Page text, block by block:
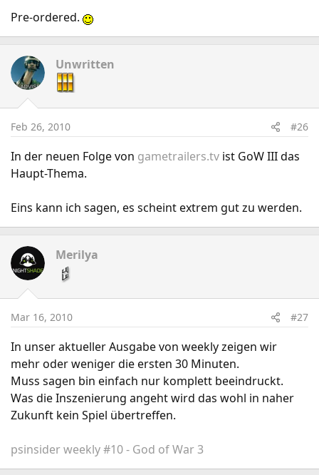
Pre-ordered.
Unwritten
Feb 26, 2010 #26
In der neuen Folge von gametrailers.tv ist GoW III das
Haupt-Thema.
Eins kann ich sagen, es scheint extrem gut zu werden.
Merilya
Mar 16, 2010 #27
In unser aktueller Ausgabe von weekly zeigen wir
mehr oder weniger die ersten 30 Minuten.
Muss sagen bin einfach nur komplett beeindruckt.
Was die Inszenierung angeht wird das wohl in naher
Zukunft kein Spiel übertreffen.
psinsider weekly #10 - God of War 3